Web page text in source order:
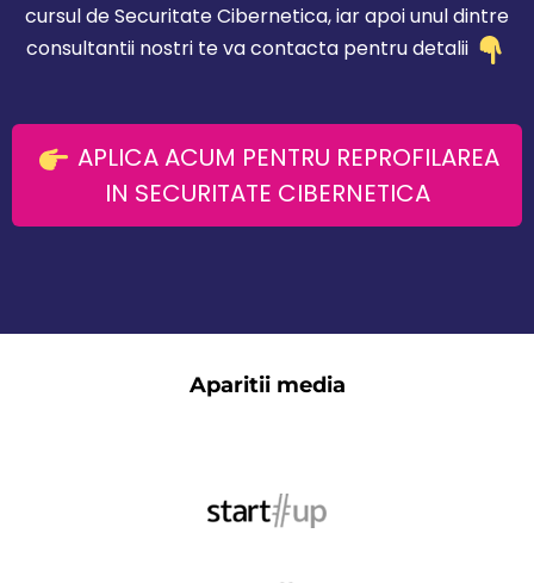
cursul de Securitate Cibernetica, iar apoi unul dintre
consultantii nostri te va contacta pentru detalii
APLICA ACUM PENTRU REPROFILAREA
IN SECURITATE CIBERNETICA
Aparitii media